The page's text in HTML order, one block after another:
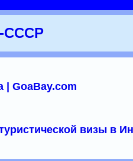
СССР
GoaBay.com
визы в